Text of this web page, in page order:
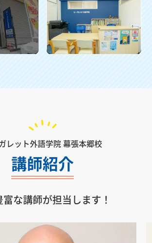
レット外語学院 幕張本郷校
講師紹介
な講師が担当します！